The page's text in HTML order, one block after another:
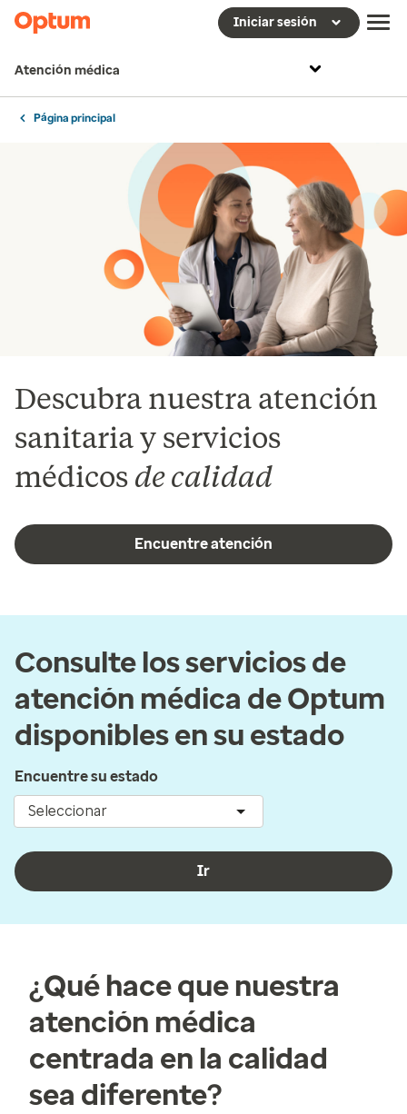
Iniciar sesión
Atención médica
Página principal
Descubra nuestra atención
sanitaria y servicios
médicos de calidad
Encuentre atención
Consulte los servicios de
atención médica de Optum
disponibles en su estado
Encuentre su estado
Seleccionar
Ir
¿Qué hace que nuestra
atención médica
centrada en la calidad
sea diferente?